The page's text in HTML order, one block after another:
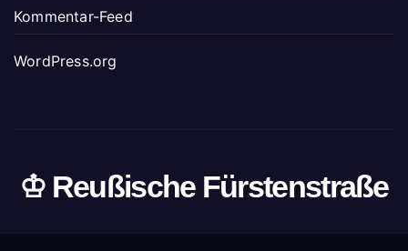
Kommentar-Feed
WordPress.org
♔ Reußische Fürstenstraße